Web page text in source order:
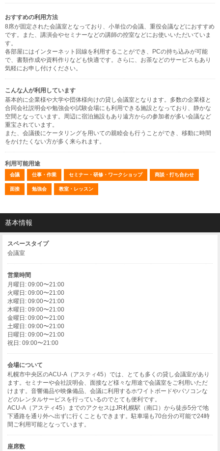
おすすめの利用方法
8席が固定された会議室となっており、小単位の会議、重役会議などにおすすめ
です。また、講演会やセミナーなどの講師の控室などにお使いいただいていま
す。
各部屋にはインターネット回線を利用することができ、PCの持ち込みが可能
で、書類作成や資料作りなども快適です。さらに、お茶などのサービスもあり
気軽にお申し付けください。
こんな人が利用しています
基本的に企業様や大学や団体様向けの貸し会議室となります。多数の企業様と
合同会社説明会や勉強会や試験会場にも利用できる施設となっており、静かな
空間となっています。周辺に宿泊施設もあり遠方からの参加者が多い会議など
重宝されています。
また、会議後にケータリングを用いての親睦会も行うことができ、移動に時間
をかけたくない方が多く来られます。
利用可能用途
会議 仕事・作業 セミナー・研修・ワークショップ 商談・打ち合わせ
面接 勉強会 教室・レッスン
基本情報
スペースタイプ
会議室
営業時間
月曜日: 09:00〜21:00
火曜日: 09:00〜21:00
水曜日: 09:00〜21:00
木曜日: 09:00〜21:00
金曜日: 09:00〜21:00
土曜日: 09:00〜21:00
日曜日: 09:00〜21:00
祝日: 09:00〜21:00
会場について
札幌市中央区のACU-A（アスティ45）では、とても多くの貸し会議室があり
ます。セミナーや会社説明会、面接など様々な用途で会議室をご利用いただ
けます。音響備品や映像備品、会議に利用するホワイトボードやパソコンな
どのレンタルサービスを行っているのでとても便利です。
ACU-A（アスティ45）までのアクセスはJR札幌駅（南口）から徒歩5分で地
下通路を通り外へ出ずに行くこともできます。駐車場も70台分の可能で24時
間ご利用可能となっています。
座席数